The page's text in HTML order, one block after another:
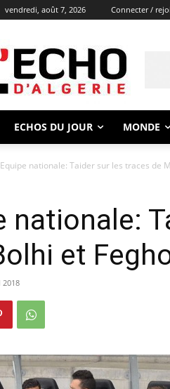
vendredi, août 7, 2026 Connecter /
ECHOS DU JOUR MONDE
Equipe nationale: Taider sur les traces de
nationale:
et
2018